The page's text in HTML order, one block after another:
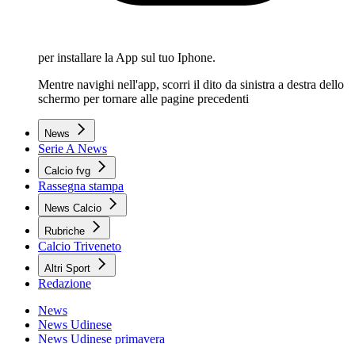
per installare la App sul tuo Iphone.
Mentre navighi nell'app, scorri il dito da sinistra a destra dello
schermo per tornare alle pagine precedenti
News
Serie A News
Calcio fvg
Rassegna stampa
News Calcio
Rubriche
Calcio Triveneto
Altri Sport
Redazione
News
News Udinese
News Udinese primavera